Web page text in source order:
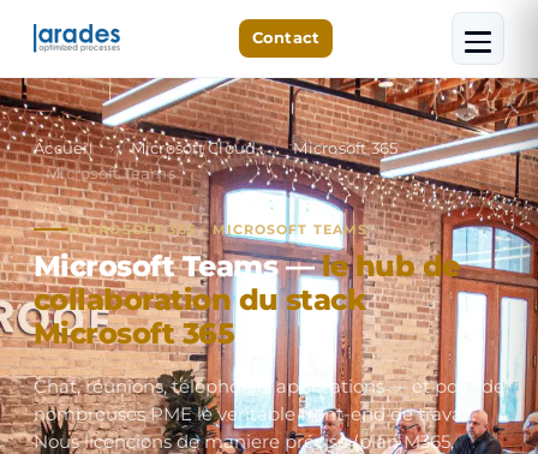
Contact
Accueil › Microsoft Cloud › Microsoft 365
›
Microsoft Teams
MICROSOFT 365 · MICROSOFT TEAMS
Microsoft Teams —le hub de
collaboration du stack
Microsoft 365.
Chat, réunions, téléphonie, applications — et pour de
nombreuses PME le veritable front-end de travail.
Nous licencions de maniere précise (plan M365,